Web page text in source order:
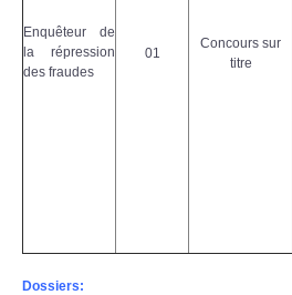
Enquêteur de
la répression
des fraudes
01
Concours sur
titre
Dossiers: